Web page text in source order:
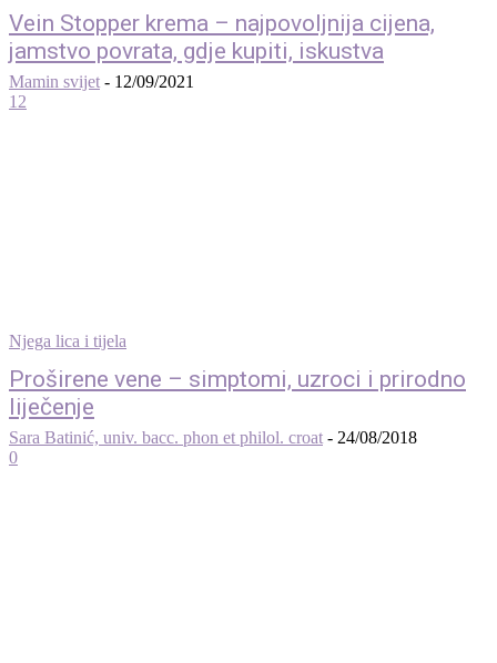
Vein Stopper krema – najpovoljnija cijena,
jamstvo povrata, gdje kupiti, iskustva
Mamin svijet - 12/09/2021
12
Njega lica i tijela
Proširene vene – simptomi, uzroci i prirodno
liječenje
Sara Batinić, univ. bacc. phon et philol. croat - 24/08/2018
0